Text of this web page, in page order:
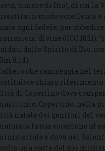
timore di Dio), di cui la
in modo eccellente e
ogni fedele, per
divine (CCC 1831):
dallo Spirito di Dio,
8,14).
che campeggia nel
chiaro
di Copertino dove
Copertino, nella
natale dei genitori del
la sua vocazione al
e dove nel
una parte del suo